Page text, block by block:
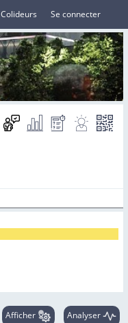
Colideurs Se connecter
Afficher Analyser